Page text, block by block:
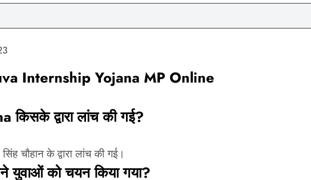
Internship Yojana MP Online
द्वारा लांच की गई?
चौहान के द्वारा लांच की गई।
युवाओं को चयन किया गया?